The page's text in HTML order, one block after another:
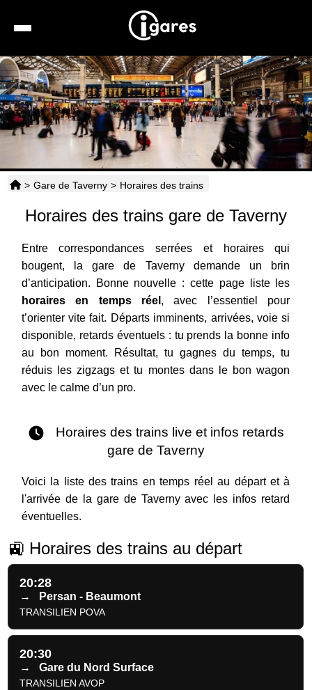
Recherche
Location de voiture
Hôtels
Horaires
> Gare de Taverny > Horaires des trains
Horaires des trains gare de Taverny
Entre correspondances serrées et horaires qui
bougent, la gare de Taverny demande un brin
d’anticipation. Bonne nouvelle : cette page liste les
horaires en temps réel , avec l’essentiel pour
t’orienter vite fait. Départs imminents, arrivées, voie si
disponible, retards éventuels : tu prends la bonne info
au bon moment. Résultat, tu gagnes du temps, tu
réduis les zigzags et tu montes dans le bon wagon
avec le calme d’un pro.
Horaires des trains live et infos retards
gare de Taverny
Voici la liste des trains en temps réel au départ et à
l'arrivée de la gare de Taverny avec les infos retard
éventuelles.
🚉 Horaires des trains au départ
20:28
→ Persan - Beaumont
TRANSILIEN POVA
20:30
→ Gare du Nord Surface
TRANSILIEN AVOP